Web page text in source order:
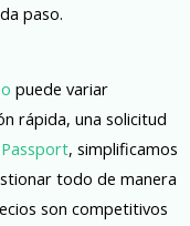
paso.
puede variar
rápida, una solicitud
, simplificamos
todo de manera
son competitivos